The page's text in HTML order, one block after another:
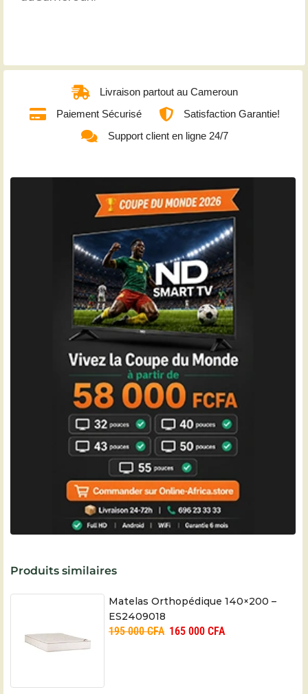
Livraison partout au Cameroun
Paiement Sécurisé
Satisfaction Garantie!
Support client en ligne 24/7
Produits similaires
Matelas Orthopédique 140×200 –
ES2409018
195 000CFA 165 000 CFA